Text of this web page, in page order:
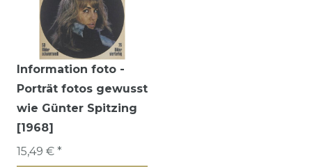
Information foto -
Porträt fotos gewusst
wie Günter Spitzing
[1968]
15,49 € *